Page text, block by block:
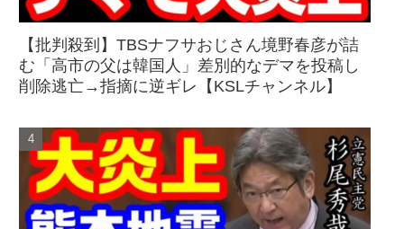
【批判殺到】TBSナフサおじさん境野春彦が詰
む「高市の父は韓国人」差別的なデマを投稿し
削除逃亡→指摘に逆ギレ【KSLチャンネル】